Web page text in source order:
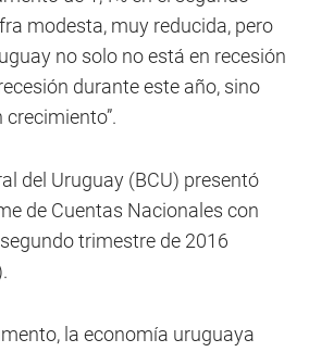
modesta, muy reducida, pero
no solo no está en recesión
durante este año, sino
del Uruguay (BCU) presentó
de Cuentas Nacionales con
trimestre de 2016
la economía uruguaya